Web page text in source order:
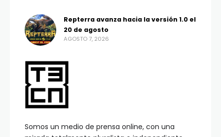
Somos un medio de prensa online, con una
Repterra avanza hacia la versión 1.0 el
20 de agosto
AGOSTO 7, 2026